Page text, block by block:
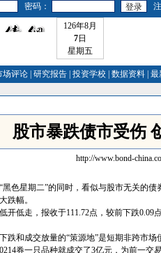
密码：
126年8月
7日
星期五
场评论 研究报告 投资学校 数据资料 最
股市暴跌债市受伤
http://www.bond-
色星期二”的同时，看似与股市无关的
跌幅。
低走，报收于111.72点，较前下跌0.09
和成交放量的“策源地”是短期非跨市场
券一只品种就成交了3亿元，为前一交